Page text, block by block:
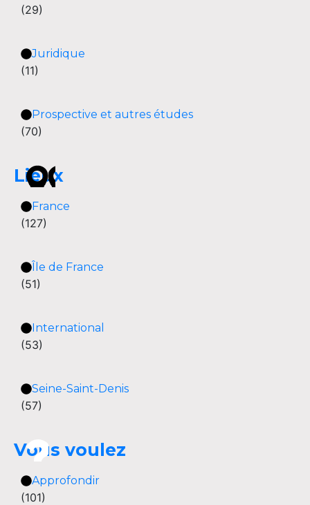
(29)
Juridique
(11)
Prospective et autres études
(70)
Lieux
France
(127)
Île de France
(51)
International
(53)
Seine-Saint-Denis
(57)
Vous voulez
Approfondir
(101)